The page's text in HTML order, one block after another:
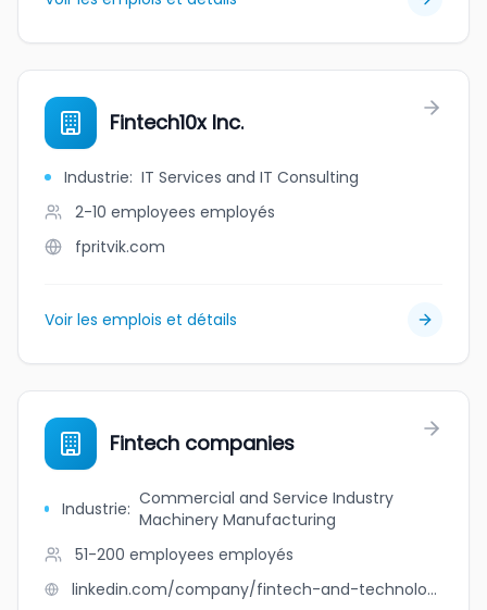
Fintech10x Inc.
Industrie: IT Services and IT Consulting
2-10 employees employés
fpritvik.com
Voir les emplois et détails
Fintech companies
Industrie: Commercial and Service Industry
Machinery Manufacturing
51-200 employees employés
linkedin.com/company/fintech-and-technology-companies